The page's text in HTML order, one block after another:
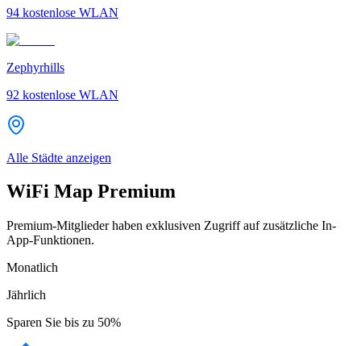
94 kostenlose WLAN
Zephyrhills
92 kostenlose WLAN
Alle Städte anzeigen
WiFi Map Premium
Premium-Mitglieder haben exklusiven Zugriff auf zusätzliche In-
App-Funktionen.
Monatlich
Jährlich
Sparen Sie bis zu 50%